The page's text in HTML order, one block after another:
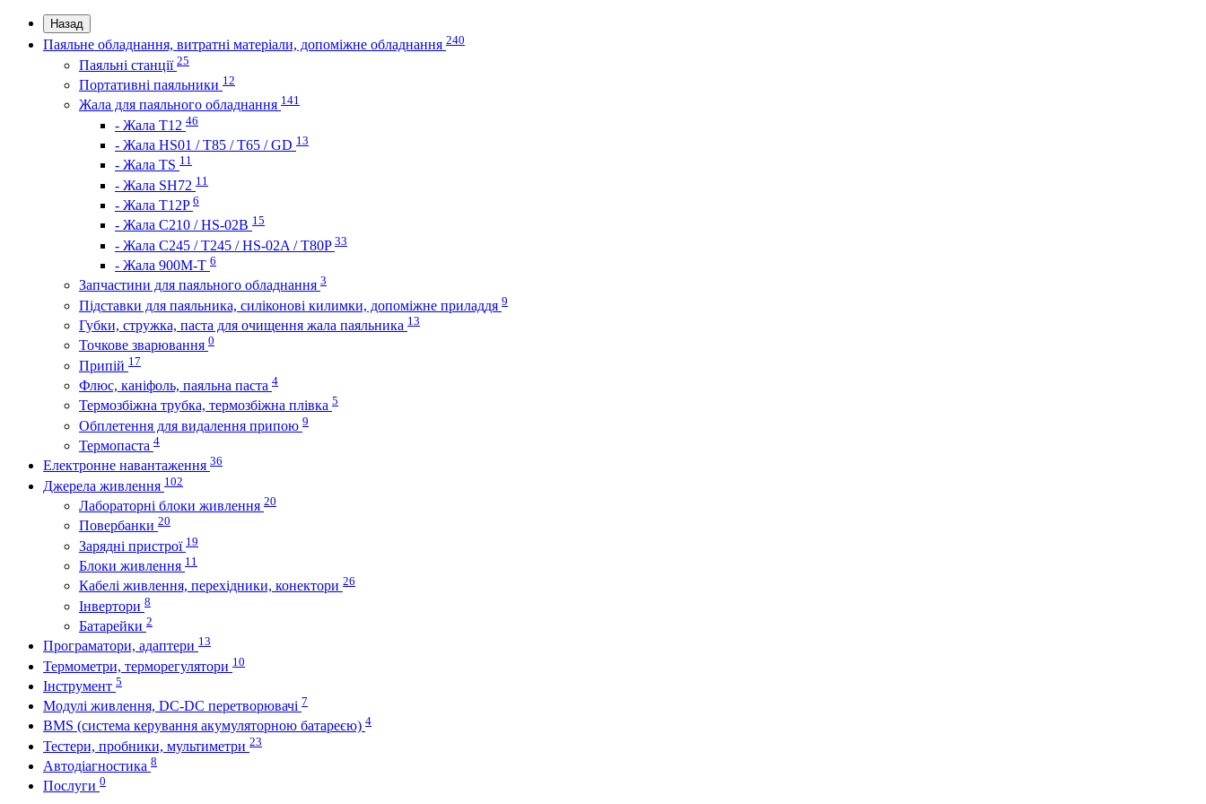
Назад
Паяльне обладнання, витратні матеріали, допоміжне обладнання 240
Паяльні станції 25
Портативні паяльники 12
Жала для паяльного обладнання 141
- Жала Т12 46
- Жала HS01 / T85 / T65 / GD 13
- Жала TS 11
- Жала SH72 11
- Жала T12P 6
- Жала C210 / HS-02B 15
- Жала C245 / T245 / HS-02A / T80P 33
- Жала 900M-T 6
Запчастини для паяльного обладнання 3
Підставки для паяльника, силіконові килимки, допоміжне приладдя 9
Губки, стружка, паста для очищення жала паяльника 13
Точкове зварювання 0
Припій 17
Флюс, каніфоль, паяльна паста 4
Термозбіжна трубка, термозбіжна плівка 5
Обплетення для видалення припою 9
Термопаста 4
Електронне навантаження 36
Джерела живлення 102
Лабораторні блоки живлення 20
Повербанки 20
Зарядні пристрої 19
Блоки живлення 11
Кабелі живлення, перехідники, конектори 26
Інвертори 8
Батарейки 2
Програматори, адаптери 13
Термометри, терморегулятори 10
Інструмент 5
Модулі живлення, DC-DC перетворювачі 7
BMS (система керування акумуляторною батареєю) 4
Тестери, пробники, мультиметри 23
Автодіагностика 8
Послуги 0